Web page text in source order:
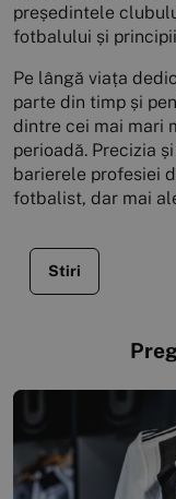
președintele
fotbalului și
Pe lângă viața
parte din timp și
dintre cei mai mari
perioadă. Precizia
barierele profesiei
fotbalist, dar mai
Stiri